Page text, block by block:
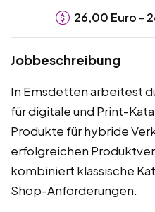
26,00 Euro -
Jobbeschreibung
In Emsdetten arbeitest
für digitale und Print-
Produkte für hybride
erfolgreichen
kombiniert klassische
Shop-Anforderungen.